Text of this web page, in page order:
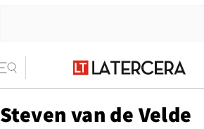
Steven van de Velde